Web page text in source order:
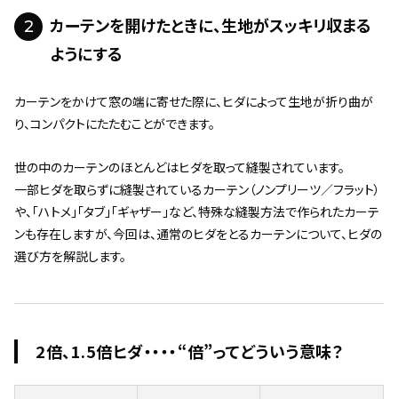
2
カーテンを開けたときに、生地がスッキリ収まる
ようにする
カーテンをかけて窓の端に寄せた際に、ヒダによって生地が折り曲が
り、コンパクトにたたむことができます。
世の中のカーテンのほとんどはヒダを取って縫製されています。
一部ヒダを取らずに縫製されているカーテン（ノンプリーツ／フラット）
や、「ハトメ」「タブ」「ギャザー」など、特殊な縫製方法で作られたカーテ
ンも存在しますが、今回は、通常のヒダをとるカーテンについて、ヒダの
選び方を解説します。
2倍、1.5倍ヒダ・・・・“倍”ってどういう意味？